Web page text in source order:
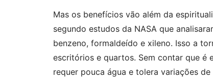
Mas os benefícios vão além da
segundo estudos da NASA que
benzeno, formaldeído e xileno. Isso a
escritórios e quartos. Sem contar que
requer pouca água e tolera variações